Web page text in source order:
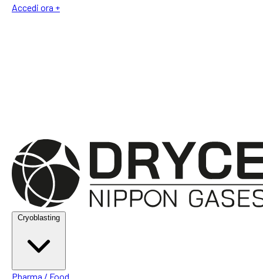
Accedi ora +
Cryoblasting
Pharma / Food